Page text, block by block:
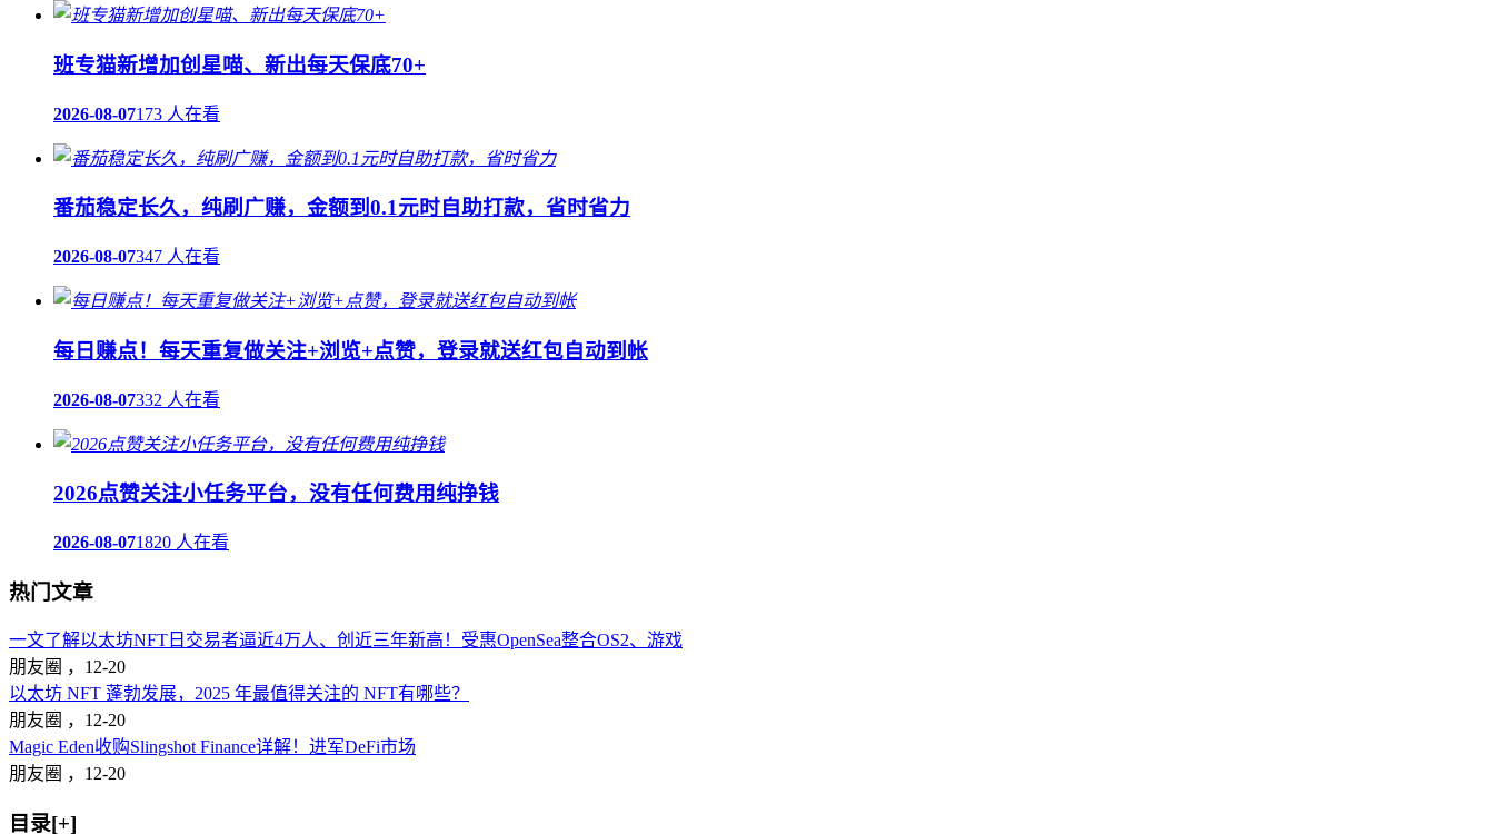
班专猫新增加创星喵、新出每天保底70+
2026-08-07173 人在看
番茄稳定长久，纯刷广赚，金额到0.1元时自助打款，省时省力
2026-08-07347 人在看
每日赚点！每天重复做关注+浏览+点赞，登录就送红包自动到帐
2026-08-07332 人在看
2026点赞关注小任务平台，没有任何费用纯挣钱
2026-08-071820 人在看
热门文章
一文了解以太坊NFT日交易者逼近4万人、创近三年新高！受惠OpenSea整合OS2、游戏
朋友圈 ， 12-20
以太坊 NFT 蓬勃发展，2025 年最值得关注的 NFT有哪些？
朋友圈 ， 12-20
Magic Eden收购Slingshot Finance详解！进军DeFi市场
朋友圈 ， 12-20
目录[+]